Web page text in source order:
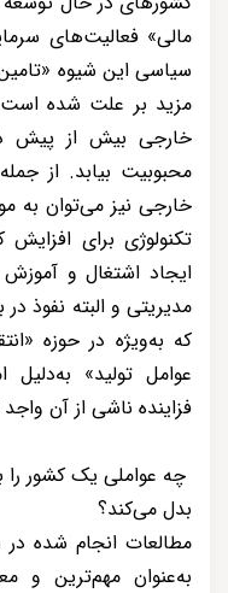
مالی» فعالیت‌های
سیاسی این شیوه
مزید بر علت شده
خارجی بیش از پیش
محبوبیت بیابد. از
خارجی نیز می‌توان به
تکنولوژی برای
ایجاد اشتغال و
مدیریتی و البته نفوذ در
که به‌ویژه در حوزه
عوامل تولید» به‌دلیل
فزاینده ناشی از آن
چه عواملی یک کشور
بدل می‌کند؟
به‌عنوان مهم‌ترین و